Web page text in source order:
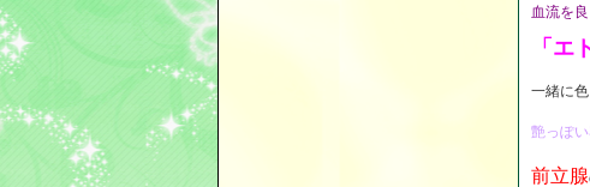
血流を
「エ
一緒に
艶っぽ
前立腺